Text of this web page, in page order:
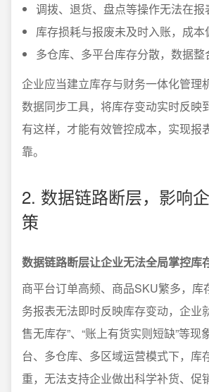
调拨、退货、盘点等操作无法在报
库存损耗与报废未及时入账，成本
多仓库、多平台库存分散，数据整
企业应当建立库存与财务一体化管理
数据同步工具，将库存变动实时反映
有这样，才能有效管控成本，实现报
靠。
2. 数据链路断层，影响
策
数据链路断层让企业无法全局掌控库
商平台订单高频、商品SKU繁多，库
务报表无法即时反映库存变动，企业
售无库存”、“账上有货实则短缺”等现
台、多仓库、多区域运营模式下，库
重，无法支持企业做出科学补货、促